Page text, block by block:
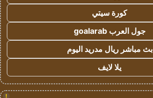
كورة سيتي
جول العرب goalarab
بث مباشر ريال مدريد اليوم
يلا لايف
!